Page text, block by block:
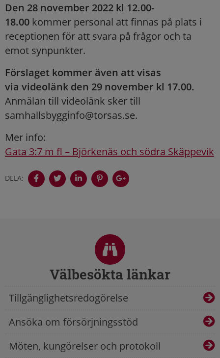
Den 28 november 2022 kl 12.00-
18.00 kommer personal att finnas på plats i
receptionen för att svara på frågor och ta
emot synpunkter.
Förslaget kommer även att visas
via videolänk den 29 november kl 17.00.
Anmälan till videolänk sker till
samhallsbygginfo@torsas.se.
Mer info:
Gata 3:7 m fl – Björkenäs och södra Skäppevik
DELA:
Välbesökta länkar
Tillgänglighetsredogörelse
Ansöka om försörjningsstöd
Möten, kungörelser och protokoll